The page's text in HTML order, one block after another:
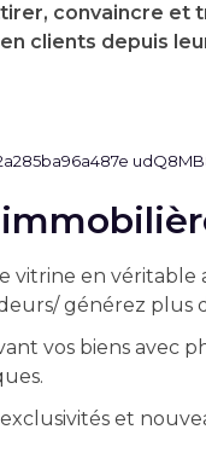
convaincre et
clients depuis
vitrine en véritable
générez plus
vos biens avec
et